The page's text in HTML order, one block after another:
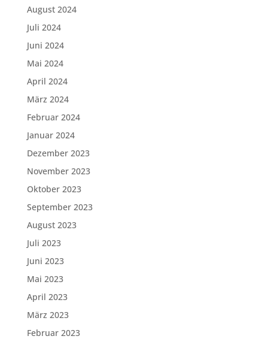
August 2024
Juli 2024
Juni 2024
Mai 2024
April 2024
März 2024
Februar 2024
Januar 2024
Dezember 2023
November 2023
Oktober 2023
September 2023
August 2023
Juli 2023
Juni 2023
Mai 2023
April 2023
März 2023
Februar 2023